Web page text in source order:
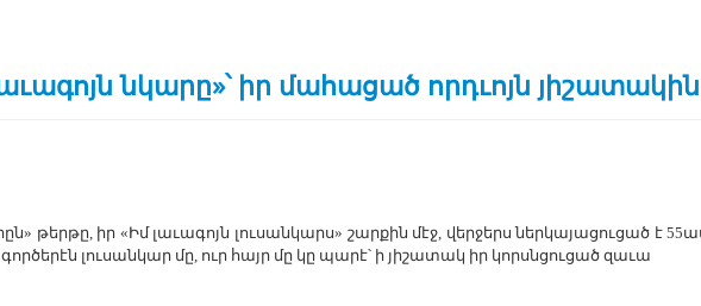
նկարը»՝ իր մահացած որդւոյն
թեր­թը, իր «Իմ լա­ւա­գոյն լու­սան­կարս» շար­քին մէջ, վեր­ջերս ներ­կա­յա­ցու­ցած է
լու­սան­կար մը, ուր հայր մը կը պա­րէ՝ ի յի­շա­տակ իր կորսնցու­ցած զա­ւա­